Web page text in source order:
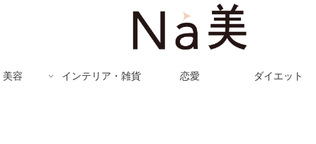
美容 インテリア・雑貨 恋愛 ダイエット